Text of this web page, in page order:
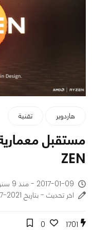
هاردوير تقنية
ZEN
2017-01-09 - منذ 9 سنوات
اخر تحديث - بتاريخ 2021-07-28
1701
0